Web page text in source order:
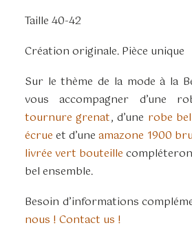
Taille 40-42
Création originale. Pièce unique
Sur le thème de la mode à la
vous accompagner d’une
tournure grenat, d’une robe
écrue et d’uneamazone 1900
livrée vert bouteille
bel ensemble.
Besoin d’informations
nous ! Contact us !